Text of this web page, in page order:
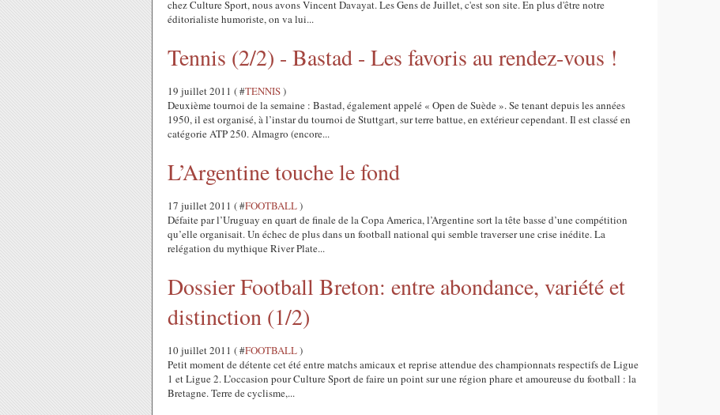
chez Culture Sport, nous avons Vincent Davayat. Les Gens de Juillet, c'est son site. En plus d'être notre
éditorialiste humoriste, on va lui...
Tennis (2/2) - Bastad - Les favoris au rendez-vous !
19 juillet 2011 ( #TENNIS)
Deuxième tournoi de la semaine : Bastad, également appelé « Open de Suède ». Se tenant depuis les années
1950, il est organisé, à l’instar du tournoi de Stuttgart, sur terre battue, en extérieur cependant. Il est classé en
catégorie ATP 250. Almagro (encore...
L’Argentine touche le fond
17 juillet 2011 ( #FOOTBALL)
Défaite par l’Uruguay en quart de finale de la Copa America, l’Argentine sort la tête basse d’une compétition
qu’elle organisait. Un échec de plus dans un football national qui semble traverser une crise inédite. La
relégation du mythique River Plate...
Dossier Football Breton: entre abondance, variété et
distinction (1/2)
10 juillet 2011 ( #FOOTBALL)
Petit moment de détente cet été entre matchs amicaux et reprise attendue des championnats respectifs de Ligue
1 et Ligue 2. L’occasion pour Culture Sport de faire un point sur une région phare et amoureuse du football : la
Bretagne. Terre de cyclisme,...